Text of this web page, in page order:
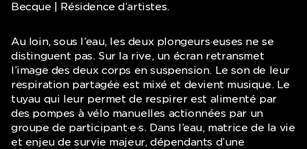
Becque | Résidence d’artistes.
Au loin, sous l’eau, les deux plongeurs·euses ne se
distinguent pas. Sur la rive, un écran retransmet
l’image des deux corps en suspension. Le son de leur
respiration partagée est mixé et devient musique. Le
tuyau qui leur permet de respirer est alimenté par
des pompes à vélo manuelles actionnées par un
groupe de participant·e·s. Dans l’eau, matrice de la vie
et enjeu de survie majeur, dépendants d’une